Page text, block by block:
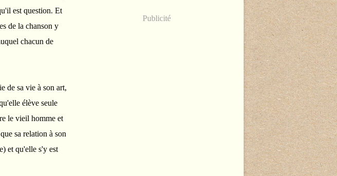
est question. Et
de la chanson y
chacun de
de sa vie à son art,
élève seule
le vieil homme et
sa relation à son
et qu'elle s'y est
Publicité